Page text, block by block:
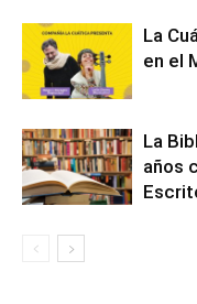
La
en el
La
años